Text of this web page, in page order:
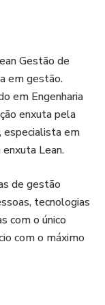
Gestão de
em gestão.
em Engenharia
enxuta pela
especialista em
Lean.
de gestão
tecnologias
com o único
com o máximo
do Sebrae – MG